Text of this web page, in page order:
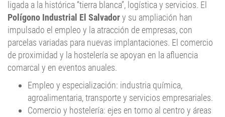
ligada a la histórica “tierra blanca”, logística y servicios. El
Polígono Industrial El Salvadory su ampliación han
impulsado el empleo y la atracción de empresas, con
parcelas variadas para nuevas implantaciones. El comercio
de proximidad y la hostelería se apoyan en la afluencia
comarcal y en eventos anuales.
Empleo y especialización: industria química,
agroalimentaria, transporte y servicios empresariales.
Comercio y hostelería: ejes en torno al centro y áreas